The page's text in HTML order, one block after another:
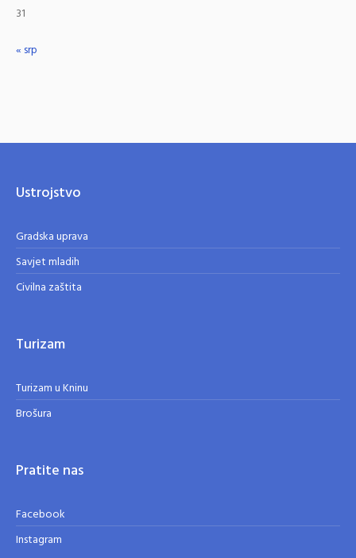
31
« srp
Ustrojstvo
Gradska uprava
Savjet mladih
Civilna zaštita
Turizam
Turizam u Kninu
Brošura
Pratite nas
Facebook
Instagram